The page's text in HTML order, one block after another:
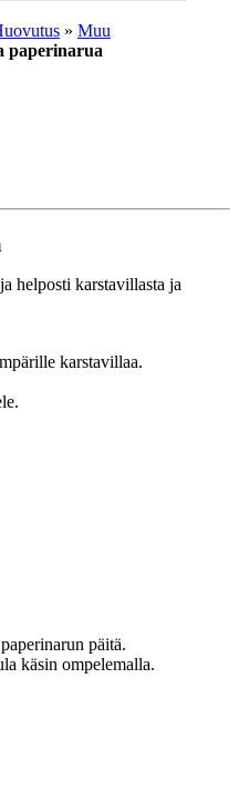
» Muu
paperinarua
helposti karstavillasta ja
karstavillaa.
päitä.
käsin ompelemalla.